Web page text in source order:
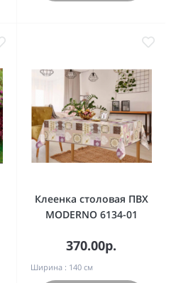
Клеенка столовая ПВХ
MODERNO 6134-01
370.00р.
Ширина : 140 см